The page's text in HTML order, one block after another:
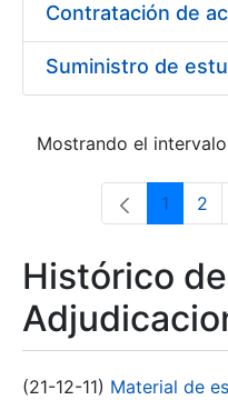
Mostrando el
Página
1 2
Histórico de
(21-12-11) Material de